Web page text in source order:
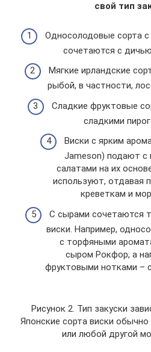
свой тип
Односолодовые сорта
сочетаются с
Мягкие ирландские
рыбой, в частности,
Сладкие фруктовые
сладкими
Виски с ярким
Jameson) подают с
салатами на их
используют, отдавая
креветкам и
С сырами сочетаются
виски. Например,
с торфяными
сыром Рокфор, а
фруктовыми нотками –
Рисунок 2. Тип закуски
Японские сорта виски
или любой другой